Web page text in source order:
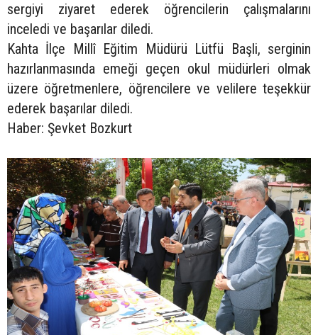
sergiyi ziyaret ederek öğrencilerin çalışmalarını
inceledi ve başarılar diledi.
Kahta İlçe Millî Eğitim Müdürü Lütfü Başli, serginin
hazırlanmasında emeği geçen okul müdürleri olmak
üzere öğretmenlere, öğrencilere ve velilere teşekkür
ederek başarılar diledi.
Haber: Şevket Bozkurt